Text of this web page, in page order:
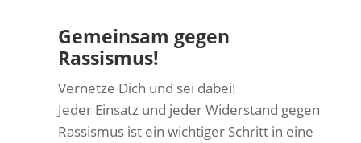
Gemeinsam gegen
Rassismus!
Vernetze Dich und sei dabei!
Jeder Einsatz und jeder Widerstand gegen
Rassismus ist ein wichtiger Schritt in eine